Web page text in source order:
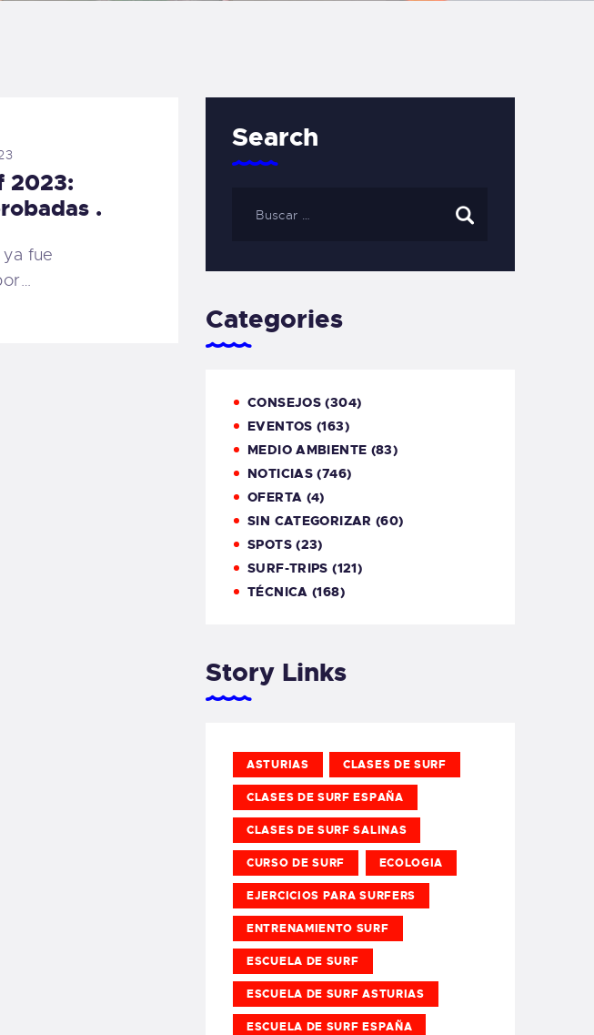
2023:
.
fue
Search
Categories
CONSEJOS (304)
EVENTOS (163)
MEDIO AMBIENTE (83)
NOTICIAS (746)
OFERTA (4)
SIN CATEGORIZAR (60)
SPOTS(23)
SURF-TRIPS (121)
TÉCNICA (168)
Story Links
ASTURIAS CLASES DE SURF
CLASES DE SURF ESPAÑA
CLASES DE SURF SALINAS
CURSO DE SURF ECOLOGIA
EJERCICIOS PARA SURFERS
ENTRENAMIENTO SURF
ESCUELA DE SURF
ESCUELA DE SURF ASTURIAS
ESCUELA DE SURF ESPAÑA